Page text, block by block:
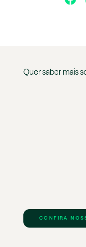
Quer saber mais
CONFIRA